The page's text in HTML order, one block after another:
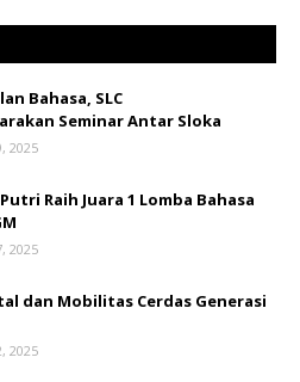
Bahasa, SLC
Seminar Antar Sloka
2025
Raih Juara 1 Lomba Bahasa
2025
dan Mobilitas Cerdas Generasi
2025